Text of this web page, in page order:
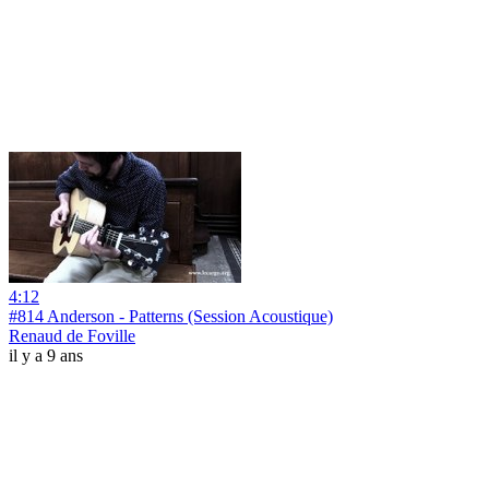
4:12
#814 Anderson - Patterns (Session Acoustique)
Renaud de Foville
il y a 9 ans